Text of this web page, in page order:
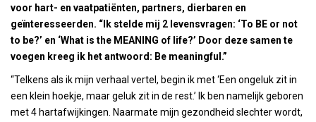
voor hart- en vaatpatiënten, partners, dierbaren en
geïnteresseerden. “Ik stelde mij 2 levensvragen: ‘To BE or not
to be?’ en ‘What is the MEANING of life?’ Door deze samen te
voegen kreeg ik het antwoord: Be meaningful.”
“Telkens als ik mijn verhaal vertel, begin ik met ‘Een ongeluk zit in
een klein hoekje, maar geluk zit in de rest.’ Ik ben namelijk geboren
met 4 hartafwijkingen. Naarmate mijn gezondheid slechter wordt,